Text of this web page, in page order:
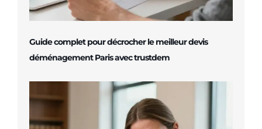
Guide complet pour décrocher le meilleur devis
déménagement Paris avec trustdem